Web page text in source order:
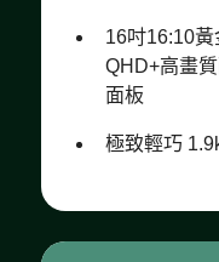
16吋16:10
QHD+高畫
面板
極致輕巧